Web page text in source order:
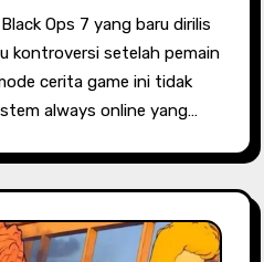
kontroversi setelah pemain
cerita game ini tidak
always online yang…